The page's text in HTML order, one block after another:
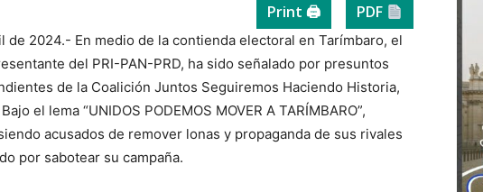
Print 🖨 PDF
de 2024.- En medio de la contienda electoral en Tarímbaro, el
del PRI-PAN-PRD, ha sido señalado por presuntos
de la Coalición Juntos Seguiremos Haciendo Historia,
el lema “UNIDOS PODEMOS MOVER A TARÍMBARO”,
acusados de remover lonas y propaganda de sus rivales
por sabotear su campaña.